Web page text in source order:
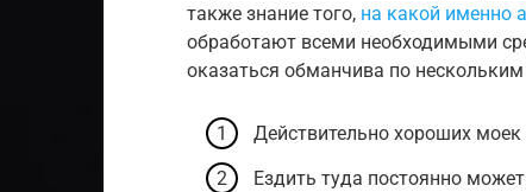
также знание того, на какой именно
обработают всеми необходимыми
оказаться обманчива по
Действительно хороших
Ездить туда постоянно